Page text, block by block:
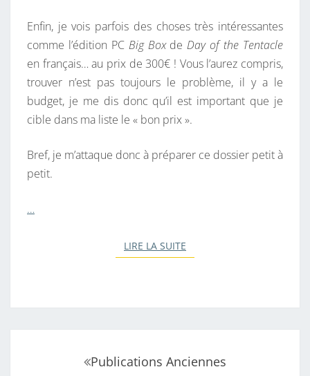
Enfin, je vois parfois des choses très intéressantes
comme l’édition PC Big BoxdeDay of the Tentacle
en français… au prix de 300€ ! Vous l’aurez compris,
trouver n’est pas toujours le problème, il y a le
budget, je me dis donc qu’il est important que je
cible dans ma liste le « bon prix ».
Bref, je m’attaque donc à préparer ce dossier petit à
petit.
…
LIRE LA SUITE
Publications Anciennes